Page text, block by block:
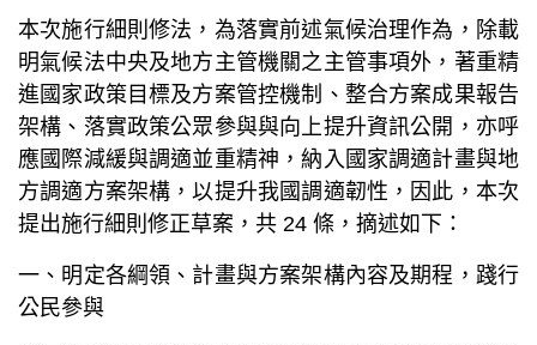
本次施行細則修法，為落實前述氣候治理作為，除載
明氣候法中央及地方主管機關之主管事項外，著重精
進國家政策目標及方案管控機制、整合方案成果報告
架構、落實政策公眾參與與向上提升資訊公開，亦呼
應國際減緩與調適並重精神，納入國家調適計畫與地
方調適方案架構，以提升我國調適韌性，因此，本次
提出施行細則修正草案，共 24 條，摘述如下：
一、明定各綱領、計畫與方案架構內容及期程，踐行
公民參與